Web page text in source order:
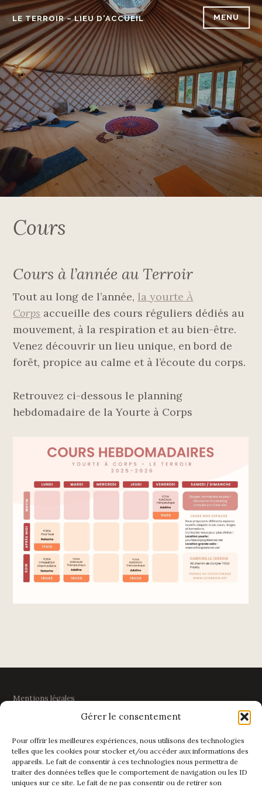
Gérer le consentement
Pour offrir les meilleures expériences, nous utilisons des technologies
telles que les cookies pour stocker et/ou accéder aux informations des
appareils. Le fait de consentir à ces technologies nous permettra de
traiter des données telles que le comportement de navigation ou les ID
uniques sur ce site. Le fait de ne pas consentir ou de retirer son
Accéder
contenu
principal
LE TERROIR – LIEU D'ACCUEIL MENU
Cours
Cours à l’année au Terroir
Tout au long de l’année, la yourteÀ
Corps accueille des cours réguliers dédiés au
mouvement, à la respiration et au bien-être.
Venez découvrir un lieu unique, en bord de
forêt, propice au calme et à l’écoute du corps.
Retrouvez ci-dessous le planning
hebdomadaire de la Yourte à Corps
Mentions légales
LE TERROIR